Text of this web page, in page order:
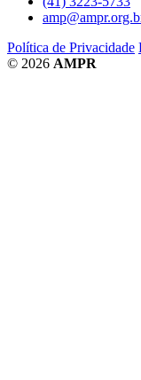
Política de Privacidade
© 2026 AMPR